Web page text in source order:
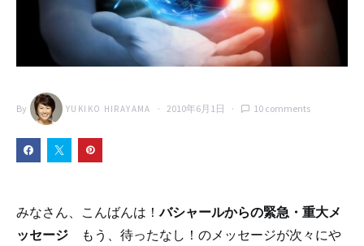
By YUKIKO HIRAYAMA 2010年6月1日 10 comments
みなさん、こんばんは！バシャールからの緊急・重大メ
ッセージ
もう、待ったなし！のメッセージが次々にや